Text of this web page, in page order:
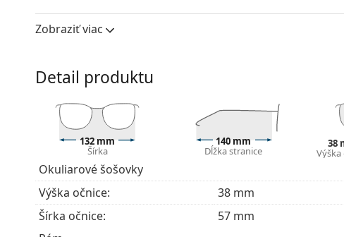
s vyššou optickou mohutnosťou.
Okuliare dodávame s originálnym puzdrom. Farba
Handrička, ktorá je súčasťou balenia, je ideálna na
modely môžu namiesto handričky obsahovať textilné
Ide o zdravotnícku pomôcku. Pred použitím si prečítajte
Zobraziť viac
Detail produktu
132 mm
Šírka
140 mm
Dĺžka stranice
38
Výška
Okuliarové šošovky
Výška očnice:
38 mm
Šírka očnice:
57 mm